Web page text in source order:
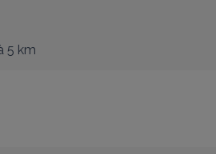
5 km